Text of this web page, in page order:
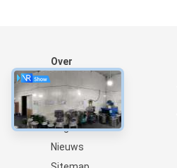
Over
Huis
Producten
Ongeveer ons
Nieuws